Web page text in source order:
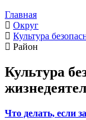
Главная
Округ
Культура
Район
Культура
Что делать, если